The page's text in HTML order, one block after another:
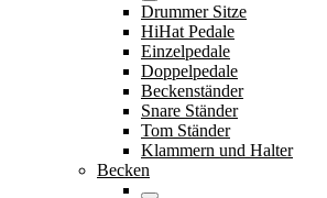
Drummer Sitze
HiHat Pedale
Einzelpedale
Doppelpedale
Beckenständer
Snare Ständer
Tom Ständer
Klammern und Halter
Becken